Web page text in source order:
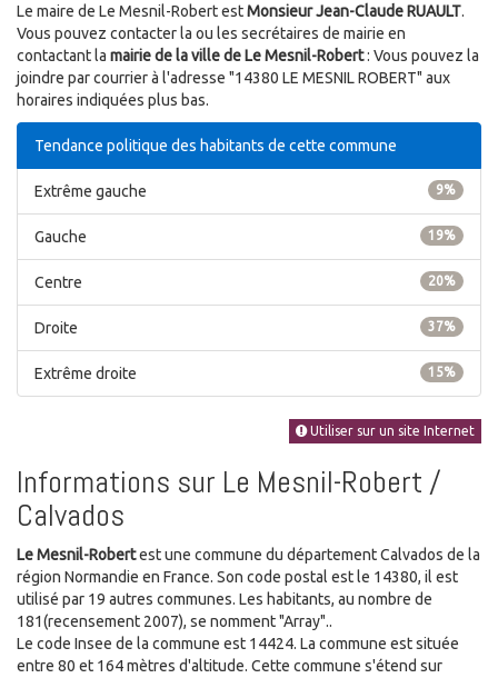
Le maire de Le Mesnil-Robert estMonsieur Jean-Claude RUAULT.
Vous pouvez contacter la ou les secrétaires de mairie en
contactant la mairie de la ville de Le Mesnil-Robert: Vous pouvez la
joindre par courrier à l'adresse "14380 LE MESNIL ROBERT" aux
horaires indiquées plus bas.
Tendance politique des habitants de cette commune
9%
Extrême gauche
19%
Gauche
20%
Centre
37%
Droite
15%
Extrême droite
Utiliser sur un site Internet
Informations sur Le Mesnil-Robert /
Calvados
Le Mesnil-Robertest une commune du département Calvados de la
région Normandie en France. Son code postal est le 14380, il est
utilisé par 19 autres communes. Les habitants, au nombre de
181(recensement 2007), se nomment "Array"..
Le code Insee de la commune est 14424. La commune est située
entre 80 et 164 mètres d'altitude. Cette commune s'étend sur